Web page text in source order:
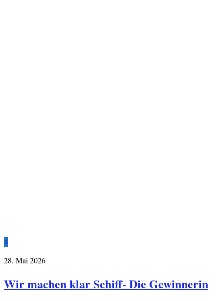
3
28. Mai 2026
Wir machen klar Schiff- Die Gewinnerin